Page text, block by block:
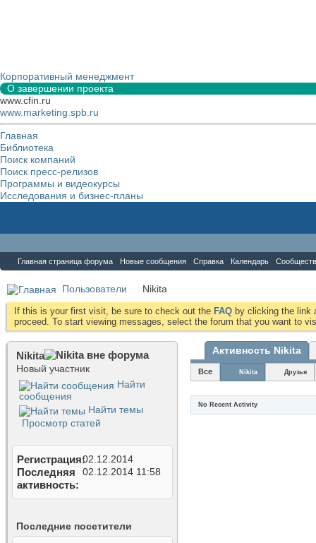
Корпоративный менеджмент
О завершении проекта
www.cfin.ru
www.marketing.spb.ru
Главная
Библиотека
Поиск компаний
Поиск пресс-релизов
Программы и видеокурсы
Исследования и бизнес-планы
Главная страница форума Новые сообщения Справка Календарь
Пользователи Nikita
If this is your first visit, be sure to check out the FAQ by clicking the link
proceed. To start viewing messages, select the forum that you want to
Nikita
Новый участник
Найти
сообщения
Найти темы
Просмотр статей
Регистрация02.12.2014
Последняя
активность
02.12.2014 11:58
Последние посетители
Активность Nikita
Все Nikita Друзья
No Recent Activity